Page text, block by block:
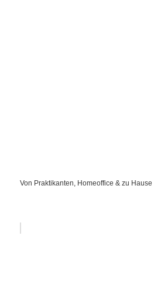
Von Praktikanten, Homeoffice & zu Hause